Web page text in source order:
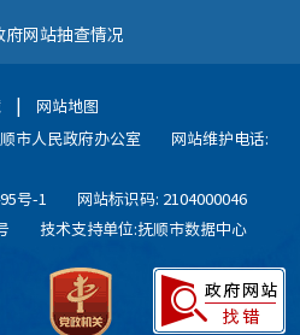
府网站抽查情况
|
网站地图
市人民政府办公室
网站维护电话:
号-1
网站标识码: 2104000046
技术支持单位:抚顺市数据中心